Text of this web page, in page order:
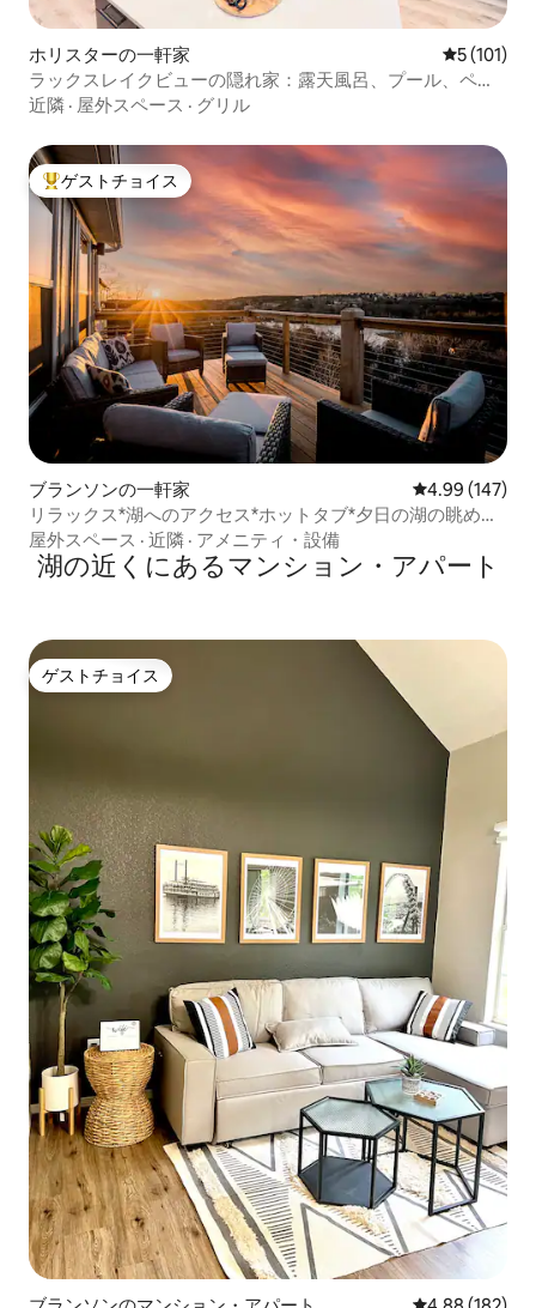
ホリスターの一軒家 レビュー
5 (101)
ラックスレイクビューの隠れ家：露天風呂、プール、ペッ
トOK
近隣 · 屋外スペース · グリル
大好評のゲストチョイスです。
ゲストチョイス
ブランソンの一軒家 レビュー147
4.99 (147)
リラックス*湖へのアクセス*ホットタブ*夕日の湖の眺め
*Xbox
屋外スペース · 近隣 · アメニティ・設備
湖の近くにあるマンション・アパート
ゲストチョイス
ゲストチョイス